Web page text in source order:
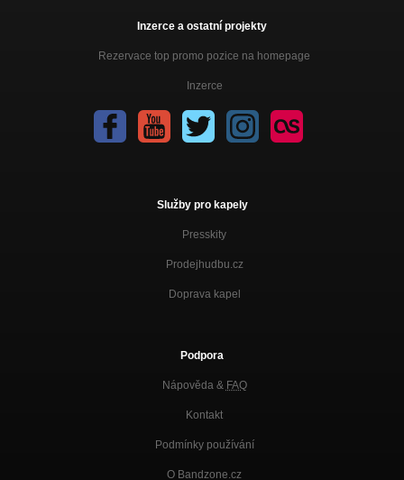
Inzerce a ostatní projekty
Rezervace top promo pozice na homepage
Inzerce
Služby pro kapely
Presskity
Prodejhudbu.cz
Doprava kapel
Podpora
Nápověda & FAQ
Kontakt
Podmínky používání
O Bandzone.cz